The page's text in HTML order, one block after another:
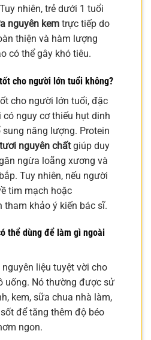
nhiên, trẻ dưới 1 tuổi
nguyên kem trực tiếp do
thiện và hàm lượng
có thể gây khó tiêu.
cho người lớn tuổi không?
cho người lớn tuổi, đặc
nguy cơ thiếu hụt dinh
năng lượng. Protein
nguyên chấtgiúp duy
ngừa loãng xương và
Tuy nhiên, nếu người
tim mạch hoặc
tham khảo ý kiến bác sĩ.
thể dùng để làm gì ngoài
nguyên liệu tuyệt vời cho
uống. Nó thường được sử
kem, sữa chua nhà làm,
để tăng thêm độ béo
ngon.